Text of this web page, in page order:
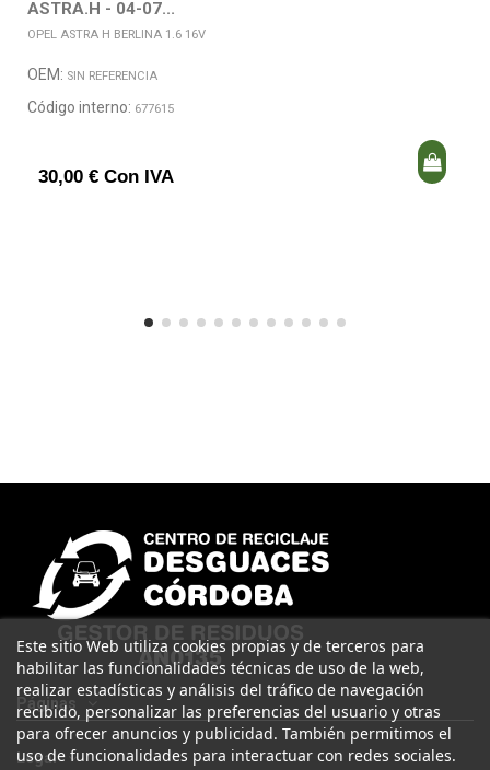
ASTRA.H - 04-07...
OPEL ASTRA H BERLINA 1.6 16V
OEM: SIN REFERENCIA
Código interno: 677615
30,00 € Con IVA
Páginas
Legal
Este sitio Web utiliza cookies propias y de terceros para
habilitar las funcionalidades técnicas de uso de la web,
realizar estadísticas y análisis del tráfico de navegación
recibido, personalizar las preferencias del usuario y otras
para ofrecer anuncios y publicidad. También permitimos el
uso de funcionalidades para interactuar con redes sociales.